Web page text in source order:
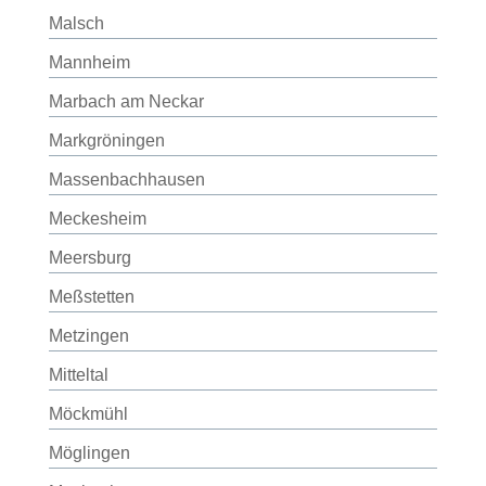
Malsch
Mannheim
Marbach am Neckar
Markgröningen
Massenbachhausen
Meckesheim
Meersburg
Meßstetten
Metzingen
Mitteltal
Möckmühl
Möglingen